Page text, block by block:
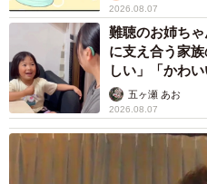
2026.08.07
難聴のお姉ち
に支え合う家
しい」「かわい
五ヶ瀬 あお
2026.08.07